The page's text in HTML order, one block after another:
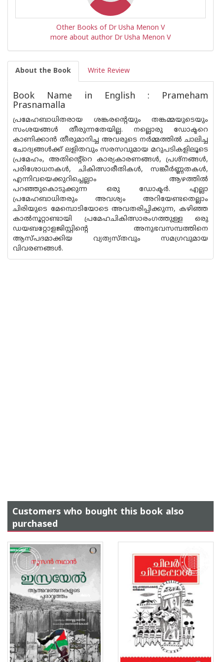
Other Books of Dr Usha Menon V
more about author Dr Usha Menon V
About the Book Write Review
Book Name in English : Prameham
Prasnamalla
പ്രമേഹബാധിതരായ ശങ്കരൻ്റെയും തങ്കമ്മയുടെയും
സംശയങ്ങൾ തീരുന്നതേയില്ല. നല്ലൊരു ഡോക്ടറെ
കാണിക്കാൻ തീരുമാനിച്ച അവരുടെ നർമ്മത്തിൽ ചാലിച്ച
ചോദ്യങ്ങൾക്ക് ലളിതവും സരസവുമായ മറുപടികളിലൂടെ
പ്രമേഹം, അതിന്റെ്റെ കാര്യകാരണങ്ങൾ, പ്രശ്നങ്ങൾ,
പരിശോധനകൾ, ചികിത്സാരീതികൾ, സങ്കീർണ്ണതകൾ,
എന്നിവയെക്കുറിച്ചെല്ലാം ആഴത്തിൽ
പറഞ്ഞുകൊടുക്കുന്ന ഒരു ഡോക്ടർ. എല്ലാ
പ്രമേഹബാധിതരും അവശ്യം അറിയേണ്ടതെല്ലാം
ചിരിയുടെ മേമ്പൊടിയോടെ അവതരിപ്പിക്കുന്ന, കഴിഞ്ഞ
കാൽനൂറ്റാണ്ടായി പ്രമേഹചികിത്സാരംഗത്തുള്ള ഒരു
ഡയബറ്റോളജിസ്റ്റിൻ്റെ അനുഭവസമ്പത്തിനെ
ആസ്പ‌ദമാക്കിയ വ്യത്യസ്തവും സമഗ്രവുമായ
വിവരണങ്ങൾ.
Customers who bought this book also
purchased